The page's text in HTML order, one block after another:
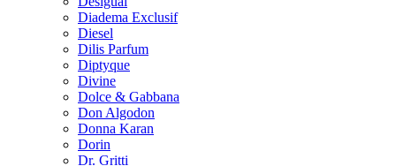
Diadema Exclusif
Diesel
Dilis Parfum
Diptyque
Divine
Dolce & Gabbana
Don Algodon
Donna Karan
Dorin
Dr. Gritti